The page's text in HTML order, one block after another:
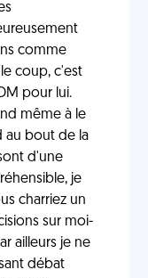
comme
coup, c'est
pour lui.
même à le
au bout de la
d'une
je
charriez un
sur moi-
ailleurs je ne
débat